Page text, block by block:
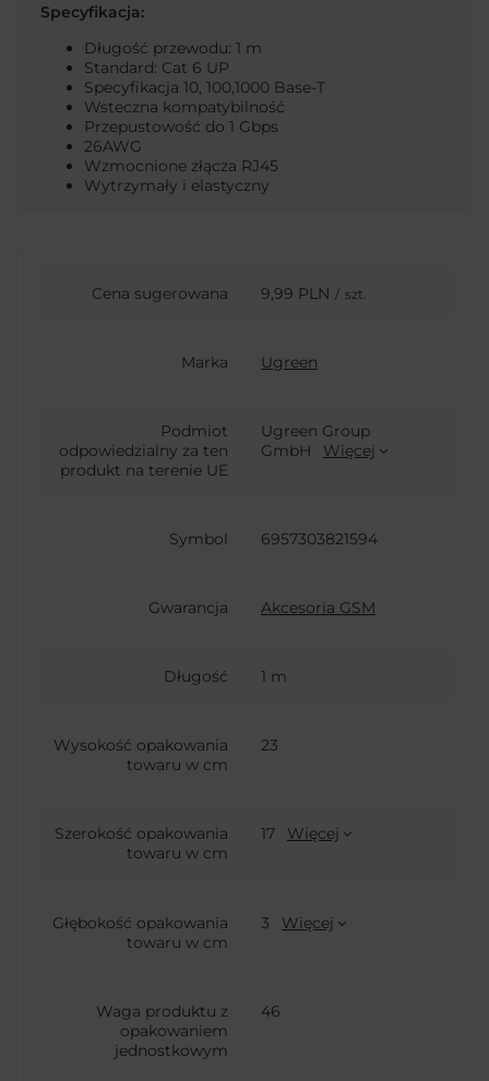
Specyfikacja:
Długość przewodu: 1 m
Standard: Cat 6 UP
Specyfikacja 10, 100,1000 Base-T
Wsteczna kompatybilność
Przepustowość do 1 Gbps
26AWG
Wzmocnione złącza RJ45
Wytrzymały i elastyczny
Cena sugerowana 9,99 PLN / szt.
Marka Ugreen
Podmiot
odpowiedzialny za ten
produkt na terenie UE
Ugreen Group
GmbH
Więcej
Symbol 6957303821594
Gwarancja Akcesoria GSM
Długość 1 m
Wysokość opakowania
towaru w cm
23
Szerokość opakowania
towaru w cm
17 Więcej
Głębokość opakowania
towaru w cm
3 Więcej
Waga produktu z
opakowaniem
jednostkowym
46